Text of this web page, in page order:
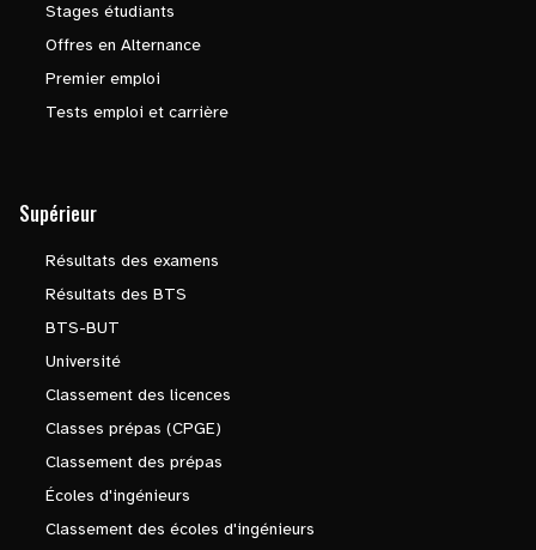
Stages étudiants
Offres en Alternance
Premier emploi
Tests emploi et carrière
Supérieur
Résultats des examens
Résultats des BTS
BTS-BUT
Université
Classement des licences
Classes prépas (CPGE)
Classement des prépas
Écoles d'ingénieurs
Classement des écoles d'ingénieurs